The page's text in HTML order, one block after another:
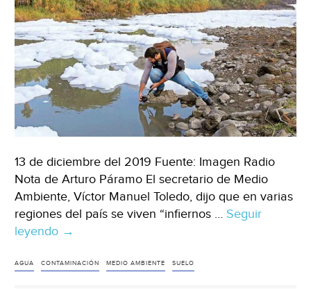
13 de diciembre del 2019 Fuente: Imagen Radio
Nota de Arturo Páramo El secretario de Medio
Ambiente, Víctor Manuel Toledo, dijo que en varias
regiones del país se viven “infiernos … Seguir
leyendo México:
ahoga
→
AGUA CONTAMINACIÓN MEDIO AMBIENTE SUELO